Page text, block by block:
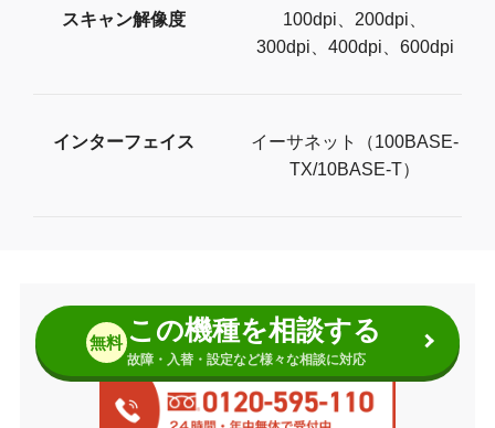
スキャン解像度
100dpi、200dpi、
300dpi、400dpi、600dpi
インターフェイス
イーサネット（100BASE-
TX/10BASE-T）
無料 この機種を相談する
故障・入替・設定など様々な相談に対応